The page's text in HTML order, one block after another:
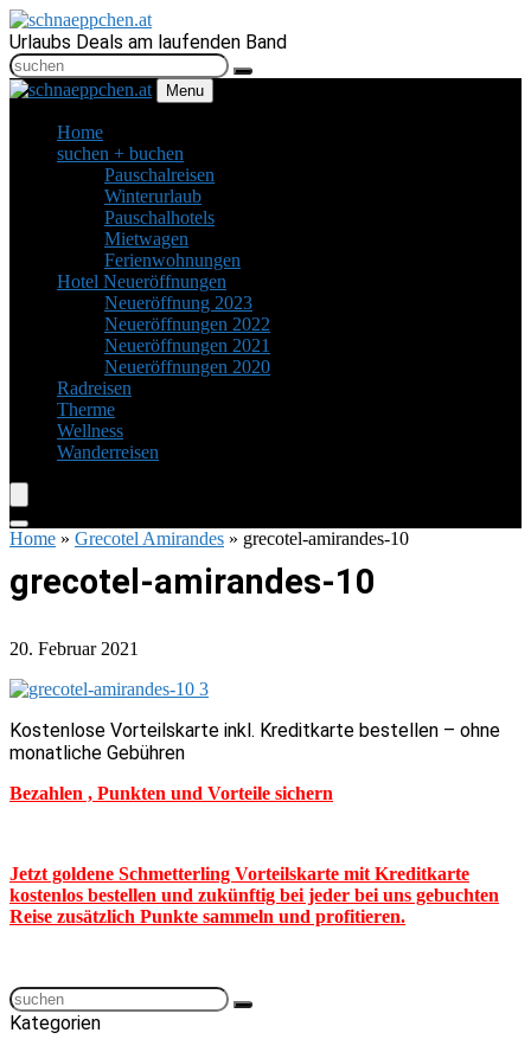
Urlaubs Deals am laufenden Band
Menu
Home
suchen + buchen
Pauschalreisen
Winterurlaub
Pauschalhotels
Mietwagen
Ferienwohnungen
Hotel Neueröffnungen
Neueröffnung 2023
Neueröffnungen 2022
Neueröffnungen 2021
Neueröffnungen 2020
Radreisen
Therme
Wellness
Wanderreisen
Home » Grecotel Amirandes » grecotel-amirandes-10
grecotel-amirandes-10
20. Februar 2021
Kostenlose Vorteilskarte inkl. Kreditkarte bestellen – ohne
monatliche Gebühren
Bezahlen , Punkten und Vorteile sichern
Jetzt goldene Schmetterling Vorteilskarte mit Kreditkarte
kostenlos bestellen und zukünftig bei jeder bei uns gebuchten
Reise zusätzlich Punkte sammeln und profitieren.
Kategorien